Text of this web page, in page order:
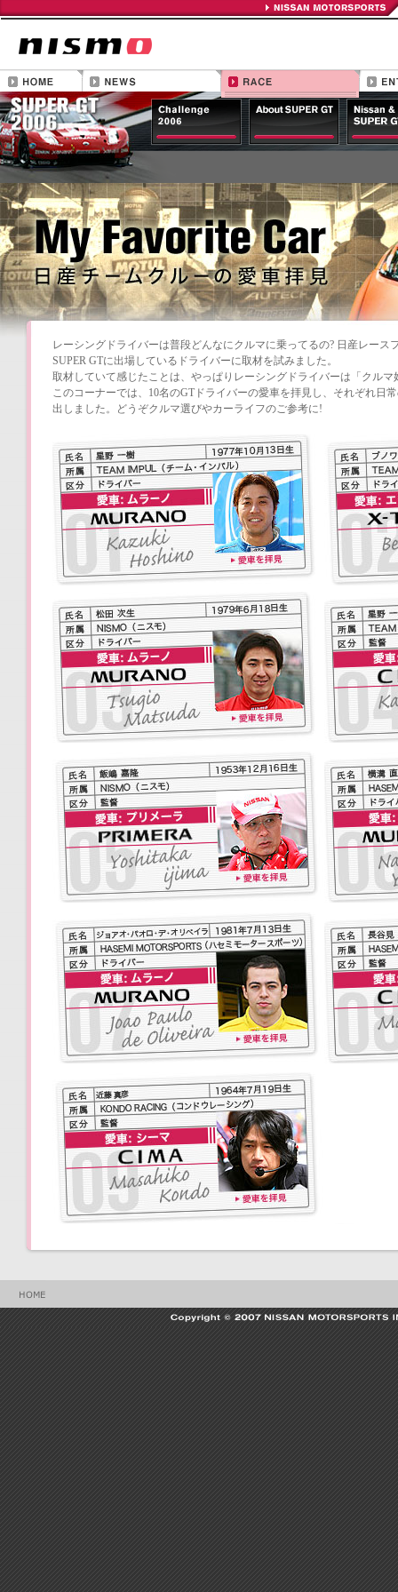
レーシングドライバーは普段どんなにクルマに乗ってるの? 日産レース
SUPER GTに出場しているドライバーに取材を試みました。
取材していて感じたことは、やっぱりレーシングドライバーは「クル
このコーナーでは、10名のGTドライバーの愛車を拝見し、それぞれ日
出しました。どうぞクルマ選びやカーライフのご参考に!